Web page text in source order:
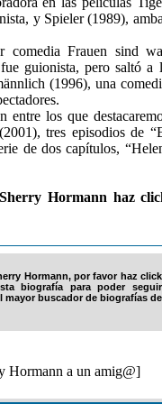
y Spieler (1989),
comedia Frauen sind
guionista, pero saltó a
(1996), una
los que
tres episodios de
de dos capítulos,
Hormann haz
Hormann, por favor haz click
biografía para poder seguir
mayor buscador de biografías de
Hormann a un amig@]